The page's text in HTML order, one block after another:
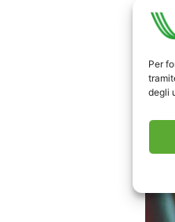
Per
degli
Qui